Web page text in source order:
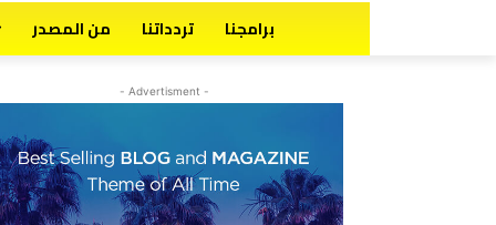
برامجنا تردداتنا من المصدر
- Advertisment -